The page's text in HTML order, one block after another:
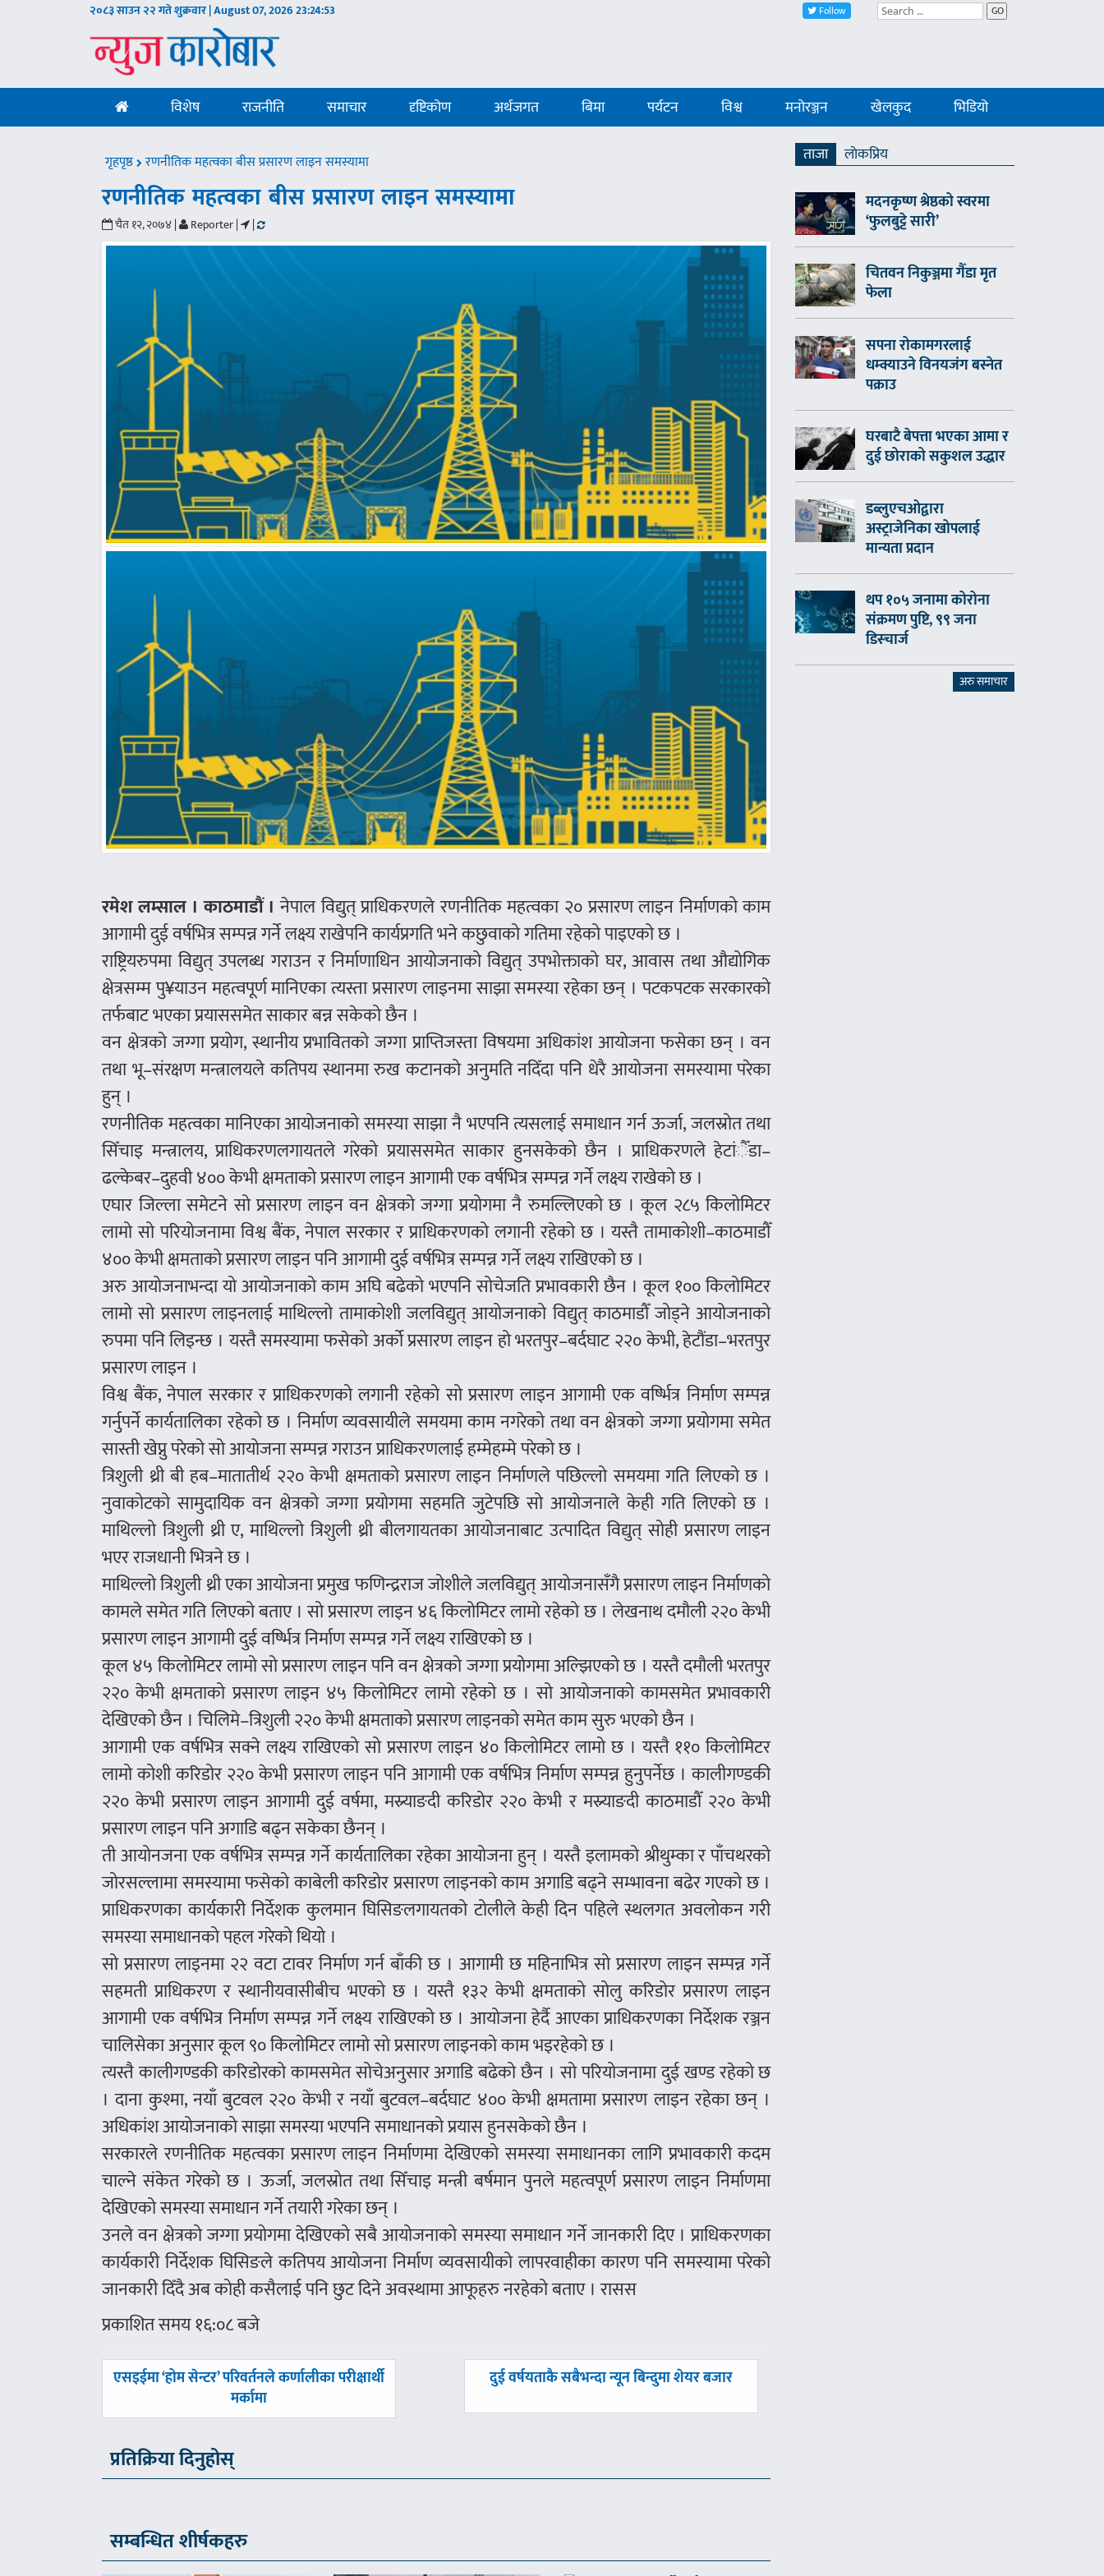
२०८३ साउन २२ गते शुक्रवार | August 07, 202623:24:54 Follow GO
विशेष राजनीति समाचार दृष्टिकोण अर्थजगत बिमा पर्यटन विश्व मनोरञ्जन खेलकुद भिडियो
गृहपृष्ठ रणनीतिक महत्वका बीस प्रसारण लाइन समस्यामा
रणनीतिक महत्वका बीस प्रसारण लाइन समस्यामा
चैत १२, २०७४ | Reporter | |
रमेश लम्साल । काठमाडौं । नेपाल विद्युत् प्राधिकरणले रणनीतिक महत्वका २० प्रसारण लाइन निर्माणको काम
आगामी दुई वर्षभित्र सम्पन्न गर्ने लक्ष्य राखेपनि कार्यप्रगति भने कछुवाको गतिमा रहेको पाइएको छ ।
राष्ट्रियरुपमा विद्युत् उपलब्ध गराउन र निर्माणाधिन आयोजनाको विद्युत् उपभोक्ताको घर, आवास तथा औद्योगिक
क्षेत्रसम्म पु¥याउन महत्वपूर्ण मानिएका त्यस्ता प्रसारण लाइनमा साझा समस्या रहेका छन् । पटकपटक सरकारको
तर्फबाट भएका प्रयाससमेत साकार बन्न सकेको छैन ।
वन क्षेत्रको जग्गा प्रयोग, स्थानीय प्रभावितको जग्गा प्राप्तिजस्ता विषयमा अधिकांश आयोजना फसेका छन् । वन
तथा भू–संरक्षण मन्त्रालयले कतिपय स्थानमा रुख कटानको अनुमति नदिँदा पनि धेरै आयोजना समस्यामा परेका
हुन् ।
रणनीतिक महत्वका मानिएका आयोजनाको समस्या साझा नै भएपनि त्यसलाई समाधान गर्न ऊर्जा, जलस्रोत तथा
सिँचाइ मन्त्रालय, प्राधिकरणलगायतले गरेको प्रयाससमेत साकार हुनसकेको छैन । प्राधिकरणले हेटांैँडा–
ढल्केबर–दुहवी ४०० केभी क्षमताको प्रसारण लाइन आगामी एक वर्षभित्र सम्पन्न गर्ने लक्ष्य राखेको छ ।
एघार जिल्ला समेटने सो प्रसारण लाइन वन क्षेत्रको जग्गा प्रयोगमा नै रुमल्लिएको छ । कूल २८५ किलोमिटर
लामो सो परियोजनामा विश्व बैंक, नेपाल सरकार र प्राधिकरणको लगानी रहेको छ । यस्तै तामाकोशी–काठमाडौँ
४०० केभी क्षमताको प्रसारण लाइन पनि आगामी दुई वर्षभित्र सम्पन्न गर्ने लक्ष्य राखिएको छ ।
अरु आयोजनाभन्दा यो आयोजनाको काम अघि बढेको भएपनि सोचेजति प्रभावकारी छैन । कूल १०० किलोमिटर
लामो सो प्रसारण लाइनलाई माथिल्लो तामाकोशी जलविद्युत् आयोजनाको विद्युत् काठमाडौँ जोड्ने आयोजनाको
रुपमा पनि लिइन्छ । यस्तै समस्यामा फसेको अर्को प्रसारण लाइन हो भरतपुर–बर्दघाट २२० केभी, हेटौंडा–भरतपुर
प्रसारण लाइन ।
विश्व बैंक, नेपाल सरकार र प्राधिकरणको लगानी रहेको सो प्रसारण लाइन आगामी एक वर्ष्भित्र निर्माण सम्पन्न
गर्नुपर्ने कार्यतालिका रहेको छ । निर्माण व्यवसायीले समयमा काम नगरेको तथा वन क्षेत्रको जग्गा प्रयोगमा समेत
सास्ती खेप्नु परेको सो आयोजना सम्पन्न गराउन प्राधिकरणलाई हम्मेहम्मे परेको छ ।
त्रिशुली थ्री बी हब–मातातीर्थ २२० केभी क्षमताको प्रसारण लाइन निर्माणले पछिल्लो समयमा गति लिएको छ ।
नुवाकोटको सामुदायिक वन क्षेत्रको जग्गा प्रयोगमा सहमति जुटेपछि सो आयोजनाले केही गति लिएको छ ।
माथिल्लो त्रिशुली थ्री ए, माथिल्लो त्रिशुली थ्री बीलगायतका आयोजनाबाट उत्पादित विद्युत् सोही प्रसारण लाइन
भएर राजधानी भित्रने छ ।
माथिल्लो त्रिशुली थ्री एका आयोजना प्रमुख फणिन्द्रराज जोशीले जलविद्युत् आयोजनासँगै प्रसारण लाइन निर्माणको
कामले समेत गति लिएको बताए । सो प्रसारण लाइन ४६ किलोमिटर लामो रहेको छ । लेखनाथ दमौली २२० केभी
प्रसारण लाइन आगामी दुई वर्ष्भित्र निर्माण सम्पन्न गर्ने लक्ष्य राखिएको छ ।
कूल ४५ किलोमिटर लामो सो प्रसारण लाइन पनि वन क्षेत्रको जग्गा प्रयोगमा अल्झिएको छ । यस्तै दमौली भरतपुर
२२० केभी क्षमताको प्रसारण लाइन ४५ किलोमिटर लामो रहेको छ । सो आयोजनाको कामसमेत प्रभावकारी
देखिएको छैन । चिलिमे–त्रिशुली २२० केभी क्षमताको प्रसारण लाइनको समेत काम सुरु भएको छैन ।
आगामी एक वर्षभित्र सक्ने लक्ष्य राखिएको सो प्रसारण लाइन ४० किलोमिटर लामो छ । यस्तै ११० किलोमिटर
लामो कोशी करिडोर २२० केभी प्रसारण लाइन पनि आगामी एक वर्षभित्र निर्माण सम्पन्न हुनुपर्नेछ । कालीगण्डकी
२२० केभी प्रसारण लाइन आगामी दुई वर्षमा, मस्र्याङदी करिडोर २२० केभी र मस्र्याङदी काठमाडौँ २२० केभी
प्रसारण लाइन पनि अगाडि बढ्न सकेका छैनन् ।
ती आयोनजना एक वर्षभित्र सम्पन्न गर्ने कार्यतालिका रहेका आयोजना हुन् । यस्तै इलामको श्रीथुम्का र पाँचथरको
जोरसल्लामा समस्यामा फसेको काबेली करिडोर प्रसारण लाइनको काम अगाडि बढ्ने सम्भावना बढेर गएको छ ।
प्राधिकरणका कार्यकारी निर्देशक कुलमान घिसिङलगायतको टोलीले केही दिन पहिले स्थलगत अवलोकन गरी
समस्या समाधानको पहल गरेको थियो ।
सो प्रसारण लाइनमा २२ वटा टावर निर्माण गर्न बाँकी छ । आगामी छ महिनाभित्र सो प्रसारण लाइन सम्पन्न गर्ने
सहमती प्राधिकरण र स्थानीयवासीबीच भएको छ । यस्तै १३२ केभी क्षमताको सोलु करिडोर प्रसारण लाइन
आगामी एक वर्षभित्र निर्माण सम्पन्न गर्ने लक्ष्य राखिएको छ । आयोजना हेर्दै आएका प्राधिकरणका निर्देशक रञ्जन
चालिसेका अनुसार कूल ९० किलोमिटर लामो सो प्रसारण लाइनको काम भइरहेको छ ।
त्यस्तै कालीगण्डकी करिडोरको कामसमेत सोचेअनुसार अगाडि बढेको छैन । सो परियोजनामा दुई खण्ड रहेको छ
। दाना कुश्मा, नयाँ बुटवल २२० केभी र नयाँ बुटवल–बर्दघाट ४०० केभी क्षमतामा प्रसारण लाइन रहेका छन् ।
अधिकांश आयोजनाको साझा समस्या भएपनि समाधानको प्रयास हुनसकेको छैन ।
सरकारले रणनीतिक महत्वका प्रसारण लाइन निर्माणमा देखिएको समस्या समाधानका लागि प्रभावकारी कदम
चाल्ने संकेत गरेको छ । ऊर्जा, जलस्रोत तथा सिँचाइ मन्त्री बर्षमान पुनले महत्वपूर्ण प्रसारण लाइन निर्माणमा
देखिएको समस्या समाधान गर्ने तयारी गरेका छन् ।
उनले वन क्षेत्रको जग्गा प्रयोगमा देखिएको सबै आयोजनाको समस्या समाधान गर्ने जानकारी दिए । प्राधिकरणका
कार्यकारी निर्देशक घिसिङले कतिपय आयोजना निर्माण व्यवसायीको लापरवाहीका कारण पनि समस्यामा परेको
जानकारी दिँदै अब कोही कसैलाई पनि छुट दिने अवस्थामा आफूहरु नरहेको बताए । रासस
प्रकाशित समय १६:०८ बजे
पछिल्लाे
एसइईमा ‘होम सेन्टर’ परिवर्तनले कर्णालीका परीक्षार्थी
मर्कामा
अघिल्लाे
दुई वर्षयताकै सबैभन्दा न्यून बिन्दुमा शेयर बजार
प्रतिक्रिया दिनुहोस्
सम्बन्धित शीर्षकहरु
ताजा
लाेकप्रिय
मदनकृष्ण श्रेष्ठको स्वरमा
‘फुलबुट्टे सारी’
चितवन निकुञ्जमा गैँडा मृत
फेला
सपना रोकामगरलाई
धम्क्याउने विनयजंग बस्नेत
पक्राउ
घरबाटै बेपत्ता भएका आमा र
दुई छोराको सकुशल उद्धार
डब्लुएचओद्वारा
अस्ट्राजेनिका खोपलाई
मान्यता प्रदान
थप १०५ जनामा कोरोना
संक्रमण पुष्टि, ९९ जना
डिस्चार्ज
अरु समाचार